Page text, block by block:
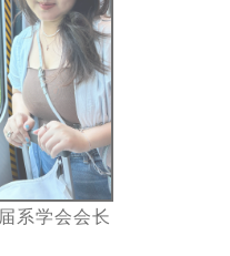
系学会会长